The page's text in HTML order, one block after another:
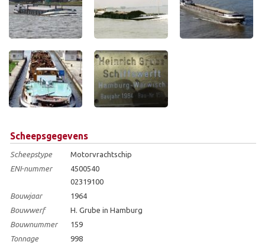
Scheepsgegevens
Scheepstype
Motorvrachtschip
ENI-nummer
4500540
02319100
Bouwjaar
1964
Bouwwerf
H. Grube in Hamburg
Bouwnummer
159
Tonnage
998